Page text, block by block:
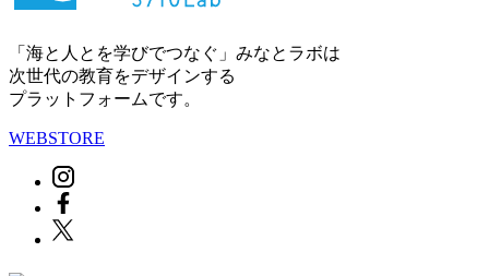
「海と人とを学びでつなぐ」みなとラボは
次世代の教育をデザインする
プラットフォームです。
WEBSTORE